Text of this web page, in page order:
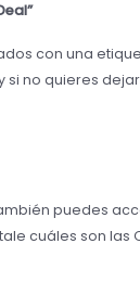
con una
no quieres
puedes
cuáles son las